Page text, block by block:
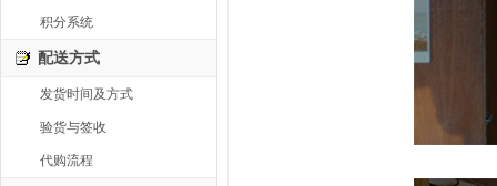
积分系统
配送方式
发货时间及方式
验货与签收
代购流程